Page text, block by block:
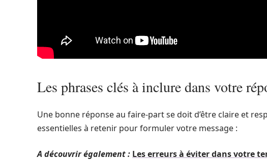
Les phrases clés à inclure dans votre
Une bonne réponse au faire-part se doit d’être claire et
essentielles à retenir pour formuler votre message :
A découvrir également : Les erreurs à éviter dans votre